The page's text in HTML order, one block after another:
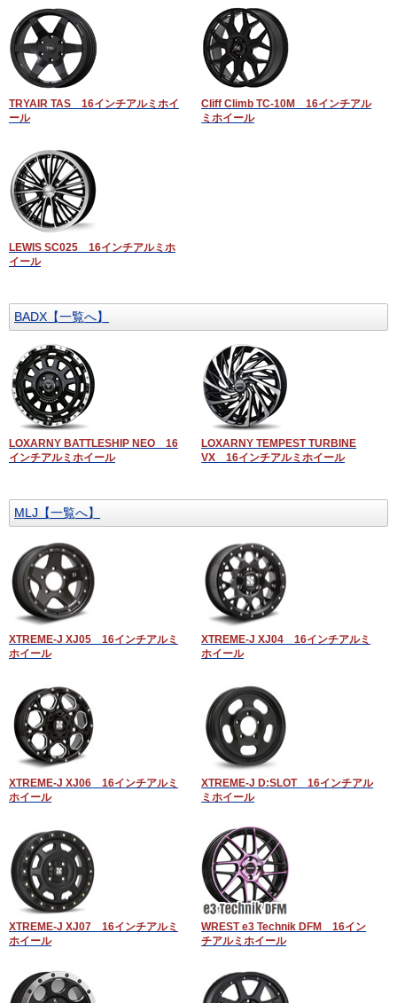
TRYAIR TAS 16インチアルミホイ
ール
Cliff Climb TC-10M 16インチアル
ミホイール
LEWIS SC025 16インチアルミホ
イール
BADX【一覧へ】
LOXARNY BATTLESHIP NEO 16
インチアルミホイール
LOXARNY TEMPEST TURBINE
VX 16インチアルミホイール
MLJ【一覧へ】
XTREME-J XJ05 16インチアルミ
ホイール
XTREME-J XJ04 16インチアルミ
ホイール
XTREME-J XJ06 16インチアルミ
ホイール
XTREME-J D:SLOT 16インチアル
ミホイール
XTREME-J XJ07 16インチアルミ
ホイール
WREST e3 Technik DFM 16イン
チアルミホイール